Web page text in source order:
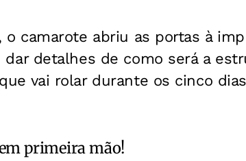
o camarote abriu as portas à
dar detalhes de como será a
vai rolar durante os cinco
primeira mão!